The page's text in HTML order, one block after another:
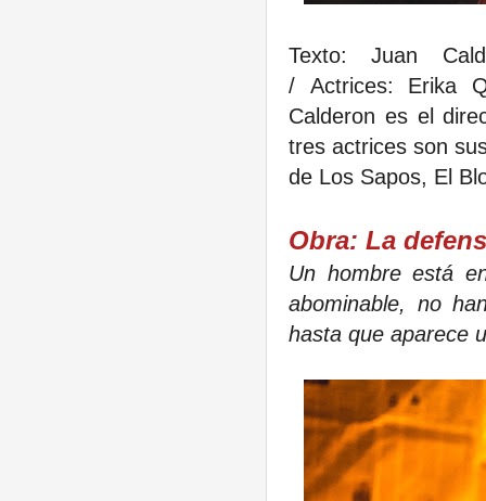
Texto: Juan
/ Actrices: Erika
Calderon es el
tres actrices son
de Los Sapos, El
Obra: La
Un hombre está
abominable, no
hasta que aparece